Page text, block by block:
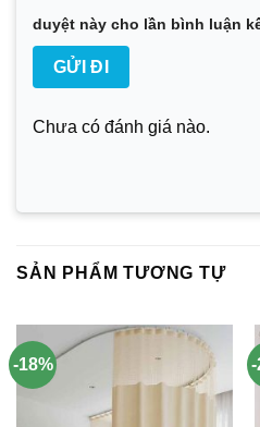
duyệt này cho lần bình luận
Chưa có đánh giá nào.
SẢN PHẨM TƯƠNG TỰ
-18% -